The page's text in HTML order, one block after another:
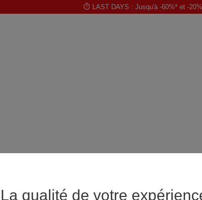
⏱️ LAST DAYS : Jusqu'à -60%* et -
La qualité de votre